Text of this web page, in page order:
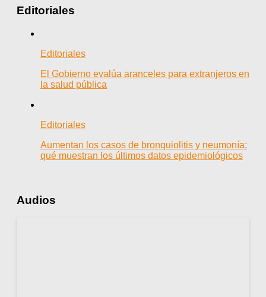
Editoriales
Editoriales
El Gobierno evalúa aranceles para extranjeros en
la salud pública
Editoriales
Aumentan los casos de bronquiolitis y neumonía:
qué muestran los últimos datos epidemiológicos
Audios